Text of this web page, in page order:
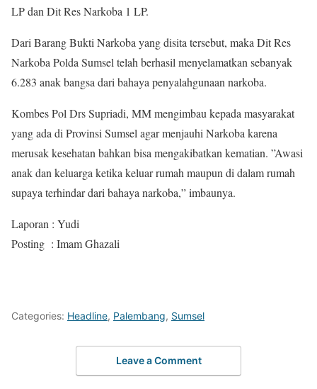
LP dan Dit Res Narkoba 1 LP.
Dari Barang Bukti Narkoba yang disita tersebut, maka Dit Res
Narkoba Polda Sumsel telah berhasil menyelamatkan sebanyak
6.283 anak bangsa dari bahaya penyalahgunaan narkoba.
Kombes Pol Drs Supriadi, MM mengimbau kepada masyarakat
yang ada di Provinsi Sumsel agar menjauhi Narkoba karena
merusak kesehatan bahkan bisa mengakibatkan kematian. ”Awasi
anak dan keluarga ketika keluar rumah maupun di dalam rumah
supaya terhindar dari bahaya narkoba,” imbaunya.
Laporan : Yudi
Posting : Imam Ghazali
Categories: Headline, Palembang, Sumsel
Leave a Comment